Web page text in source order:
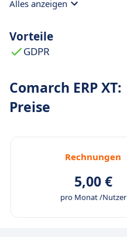
Alles anzeigen
Vorteile
GDPR
Comarch ERP XT:
Preise
Rechnungen
5,00 €
pro Monat /Nutzer